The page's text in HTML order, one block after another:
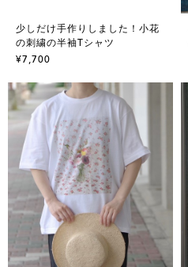
少しだけ手作りしました！小花
の刺繍の半袖Tシャツ
¥7,700